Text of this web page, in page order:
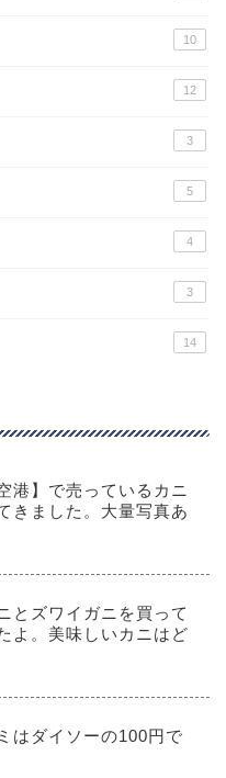
10
12
3
5
4
3
14
港】で売っているカニ
きました。大量写真あ
とズワイガニを買って
よ。美味しいカニはど
はダイソーの100円で